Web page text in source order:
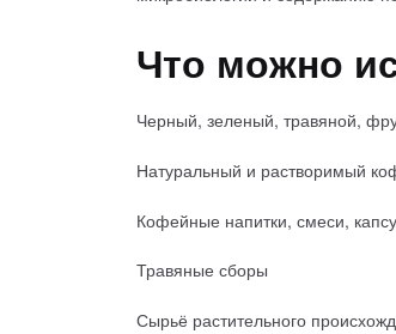
Что можно
Черный, зеленый, травяной,
Натуральный и растворимый
Кофейные напитки, смеси,
Травяные сборы
Сырьё растительного